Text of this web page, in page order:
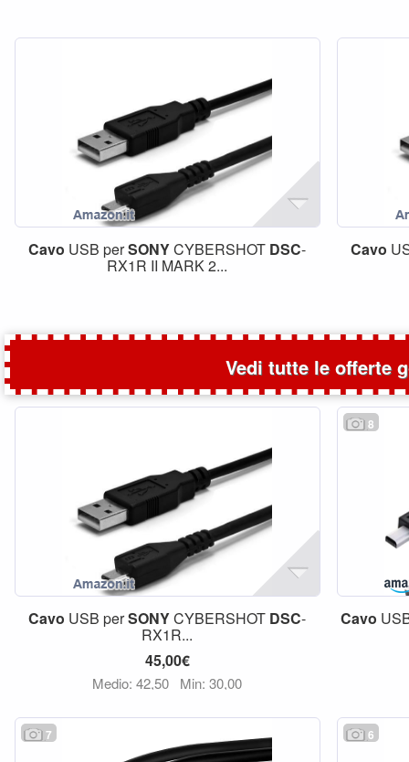
Cavo USB perSONYCYBERSHOT DSC-
RX1R II MARK 2...
Cavo
Vedi tutte le offerte
Cavo USB perSONYCYBERSHOT DSC-
RX1R...
45,00€
Medio: 42,50 Min: 30,00
8
Cavo
7 6